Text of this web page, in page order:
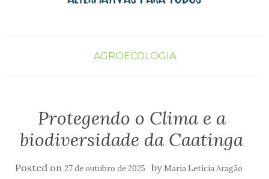
AGROECOLOGIA
Protegendo o Clima e a
biodiversidade da Caatinga
Posted on 27 de outubro de 2025 by Maria Letícia Aragão